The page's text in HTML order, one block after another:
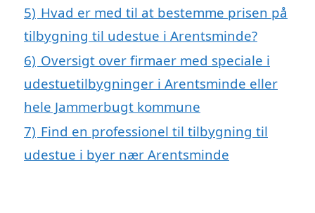
5) Hvad er med til at bestemme prisen på
tilbygning til udestue i Arentsminde?
6) Oversigt over firmaer med speciale i
udestuetilbygninger i Arentsminde eller
hele Jammerbugt kommune
7) Find en professionel til tilbygning til
udestue i byer nær Arentsminde